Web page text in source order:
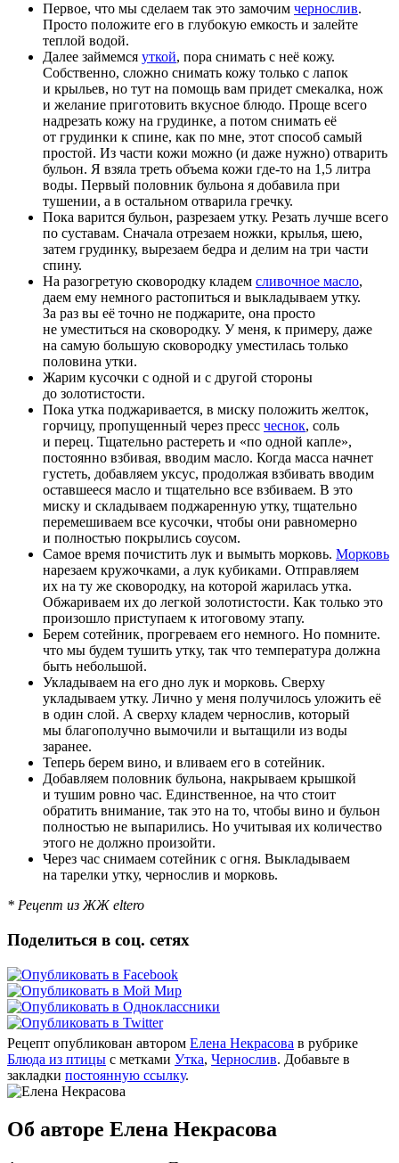
Первое, что мы сделаем так это замочим чернослив.
Просто положите его в глубокую емкость и залейте
теплой водой.
Далее займемся уткой, пора снимать с неё кожу.
Собственно, сложно снимать кожу только с лапок
и крыльев, но тут на помощь вам придет смекалка, нож
и желание приготовить вкусное блюдо. Проще всего
надрезать кожу на грудинке, а потом снимать её
от грудинки к спине, как по мне, этот способ самый
простой. Из части кожи можно (и даже нужно) отварить
бульон. Я взяла треть объема кожи где-то на 1,5 литра
воды. Первый половник бульона я добавила при
тушении, а в остальном отварила гречку.
Пока варится бульон, разрезаем утку. Резать лучше всего
по суставам. Сначала отрезаем ножки, крылья, шею,
затем грудинку, вырезаем бедра и делим на три части
спину.
На разогретую сковородку кладем сливочное масло,
даем ему немного растопиться и выкладываем утку.
За раз вы её точно не поджарите, она просто
не уместиться на сковородку. У меня, к примеру, даже
на самую большую сковородку уместилась только
половина утки.
Жарим кусочки с одной и с другой стороны
до золотистости.
Пока утка поджаривается, в миску положить желток,
горчицу, пропущенный через пресс чеснок, соль
и перец. Тщательно растереть и «по одной капле»,
постоянно взбивая, вводим масло. Когда масса начнет
густеть, добавляем уксус, продолжая взбивать вводим
оставшееся масло и тщательно все взбиваем. В это
миску и складываем поджаренную утку, тщательно
перемешиваем все кусочки, чтобы они равномерно
и полностью покрылись соусом.
Самое время почистить лук и вымыть морковь. Морковь
нарезаем кружочками, а лук кубиками. Отправляем
их на ту же сковородку, на которой жарилась утка.
Обжариваем их до легкой золотистости. Как только это
произошло приступаем к итоговому этапу.
Берем сотейник, прогреваем его немного. Но помните.
что мы будем тушить утку, так что температура должна
быть небольшой.
Укладываем на его дно лук и морковь. Сверху
укладываем утку. Лично у меня получилось уложить её
в один слой. А сверху кладем чернослив, который
мы благополучно вымочили и вытащили из воды
заранее.
Теперь берем вино, и вливаем его в сотейник.
Добавляем половник бульона, накрываем крышкой
и тушим ровно час. Единственное, на что стоит
обратить внимание, так это на то, чтобы вино и бульон
полностью не выпарились. Но учитывая их количество
этого не должно произойти.
Через час снимаем сотейник с огня. Выкладываем
на тарелки утку, чернослив и морковь.
* Рецепт из ЖЖ eltero
Поделиться в соц. сетях
Рецепт опубликован автором Елена Некрасова в рубрике
Блюда из птицы с метками Утка, Чернослив. Добавьте в
закладки постоянную ссылку.
Об авторе Елена Некрасова